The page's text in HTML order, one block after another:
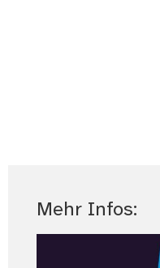
Mehr Infos: